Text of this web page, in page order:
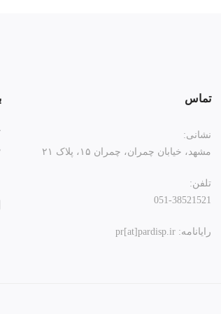
تماس
نشانی:
مشهد، خیابان چمران، چمران ۱۵، پلاک ۲۱
تلفن:
051-38521521
رایانامه: pr[at]pardisp.ir